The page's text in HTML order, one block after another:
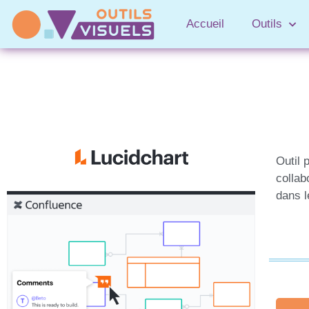
Accueil Outils
Outil
dans